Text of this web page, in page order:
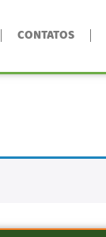
CONTATOS